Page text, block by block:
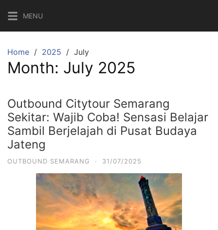
content
MENU
Home 2025 July
Month: July 2025
Outbound Citytour Semarang
Sekitar: Wajib Coba! Sensasi Belajar
Sambil Berjelajah di Pusat Budaya
Jateng
OUTBOUND SEMARANG · 31/07/2025